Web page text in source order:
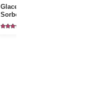
Glace Abricot et peche
Sorbet